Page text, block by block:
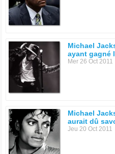
Michael
ayant gagné
Mer 26 Oct 2011
Michael
aurait dû
Jeu 20 Oct 2011